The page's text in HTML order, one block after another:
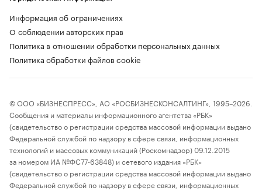
Информация об ограничениях
О соблюдении авторских прав
Политика в отношении обработки персональных данных
Политика обработки файлов cookie
© ООО «БИЗНЕСПРЕСС», АО «РОСБИЗНЕСКОНСАЛТИНГ», 1995–2026.
Сообщения и материалы информационного агентства «РБК»
(свидетельство о регистрации средства массовой информации выдано
Федеральной службой по надзору в сфере связи, информационных
технологий и массовых коммуникаций (Роскомнадзор) 09.12.2015
за номером ИА №ФС77-63848) и сетевого издания «РБК»
(свидетельство о регистрации средства массовой информации выдано
Федеральной службой по надзору в сфере связи, информационных